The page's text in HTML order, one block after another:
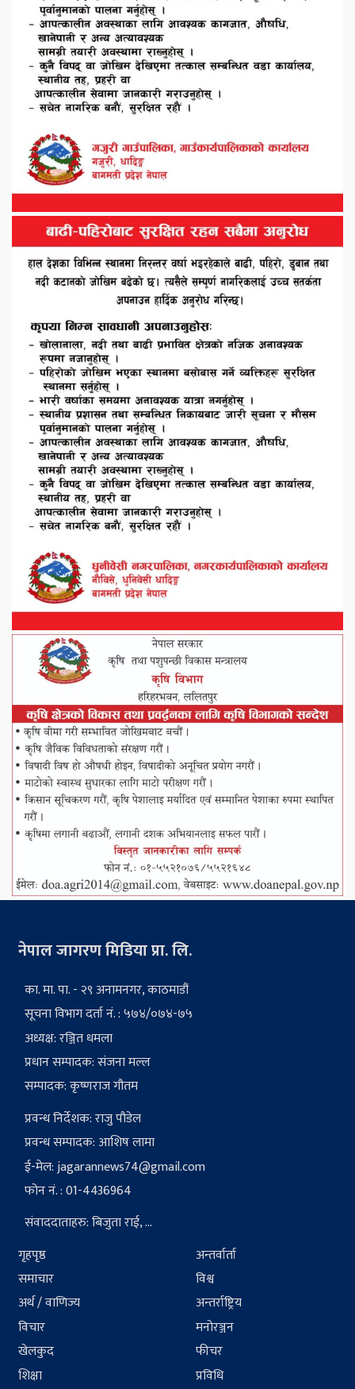
नेपाल जागरण मिडिया प्रा. लि.
का. मा. पा. - २९ अनामनगर, काठमाडौं
सूचना विभाग दर्ता नं. : ५७४/०७४-७५
अध्यक्ष: रञ्जित धमला
प्रधान सम्पादक: संजना मल्ल
सम्पादक: कृष्णराज गौतम
प्रवन्ध निर्देशक: राजु पौडेल
प्रवन्ध सम्पादक: आशिष लामा
ई-मेल:jagarannews74@gmail.com
फोन नं. : 01-4436964
संवाददाताहरु: बिजुता राई, ...
गृहपृष्ठ
समाचार
अर्थ / वाणिज्य
विचार
खेलकुद
शिक्षा
अन्तर्वार्ता
विश्व
अन्तर्राष्ट्रिय
मनोरञ्जन
फीचर
प्रविधि